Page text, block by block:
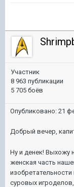
Участник
8 963 публикации
5 705 боёв
Опубликовано: 21
Добрый вечер,
Ну и денек! Выхожу
женская часть
изобретательности
суровых